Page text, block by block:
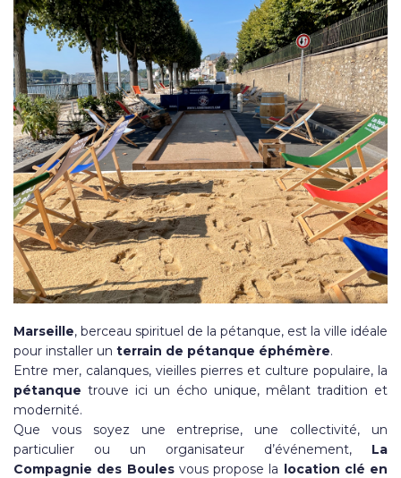
Marseille, berceau spirituel de la pétanque, est la ville idéale
pour installer un terrain de pétanque éphémère.
Entre mer, calanques, vieilles pierres et culture populaire, la
pétanque trouve ici un écho unique, mêlant tradition et
modernité.
Que vous soyez une entreprise, une collectivité, un
particulier ou un organisateur d’événement, La
Compagnie des Boulesvous propose la location clé en